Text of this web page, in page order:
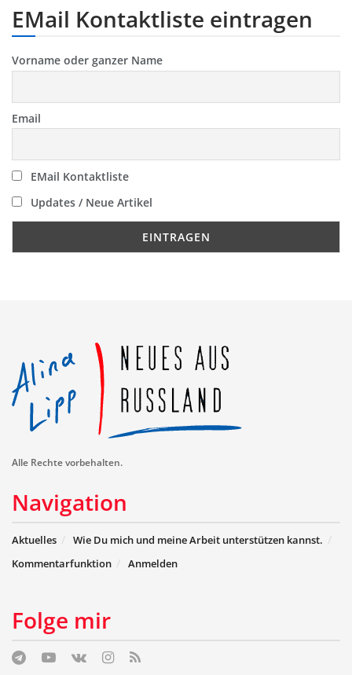
EMail Kontaktliste eintragen
Vorname oder ganzer Name
Email
EMail Kontaktliste
Updates / Neue Artikel
Alle Rechte vorbehalten.
Navigation
Aktuelles
Wie Du mich und meine Arbeit unterstützen kannst.
Kommentarfunktion
Anmelden
Folge mir